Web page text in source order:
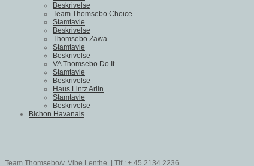
Beskrivelse
Team Thomsebo Choice
Stamtavle
Beskrivelse
Thomsebo Zawa
Stamtavle
Beskrivelse
VA Thomsebo Do It
Stamtavle
Beskrivelse
Haus Lintz Arlin
Stamtavle
Beskrivelse
Bichon Havanais
Team Thomsebo/v. Vibe Lenthe | Tlf.: + 45 2134 2236